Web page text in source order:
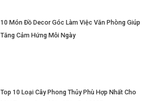
10 Món Đồ Decor Góc Làm Việc Văn Phòng Giúp
Tăng Cảm Hứng Mỗi Ngày
Top 10 Loại Cây Phong Thủy Phù Hợp Nhất Cho